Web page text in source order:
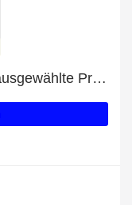
Genießen Sie 70% Rabatt auf ausgewählte Produkte